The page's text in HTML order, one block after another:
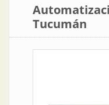
Tucumán